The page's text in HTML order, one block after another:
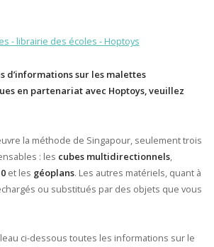
d’informations sur les malettes
en partenariat avec Hoptoys, veuillez
la méthode de Singapour, seulement trois
: les cubes multidirectionnels
et les géoplans. Les autres matériels, quant à
ou substitués par des objets que vous
ci-dessous toutes les informations sur le